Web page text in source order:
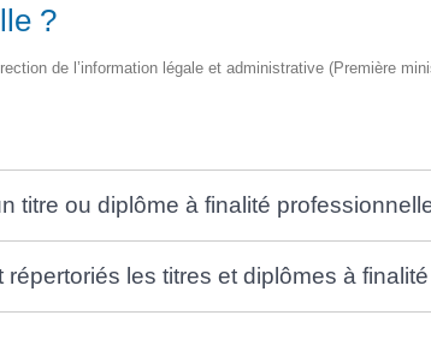
?
de l’information légale et administrative (Première
titre ou diplôme à finalité
répertoriés les titres et diplômes à